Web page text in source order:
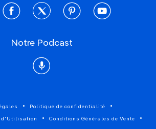
facebooktwitter pinterestyoutube
Notre Podcast
Podcast
Politique de confidentialité
d'Utilisation Conditions Générales de Vente